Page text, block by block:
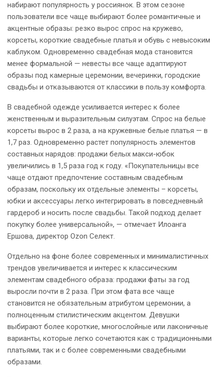
набирают популярность у россиянок. В этом сезоне
пользователи все чаще выбирают более романтичные и
акцентные образы: резко вырос спрос на кружево,
корсеты, короткие свадебные платья и обувь с невысоким
каблуком. Одновременно свадебная мода становится
менее формальной — невесты все чаще адаптируют
образы под камерные церемонии, вечеринки, городские
свадьбы и отказываются от классики в пользу комфорта.
В свадебной одежде усиливается интерес к более
женственным и выразительным силуэтам. Спрос на белые
корсеты вырос в 2 раза, а на кружевные белые платья — в
1,7 раз. Одновременно растет популярность элементов
составных нарядов: продажи белых макси-юбок
увеличились в 1,5 раза год к году. «Покупательницы все
чаще отдают предпочтение составным свадебным
образам, поскольку их отдельные элементы – корсеты,
юбки и аксессуары легко интегрировать в повседневный
гардероб и носить после свадьбы. Такой подход делает
покупку более универсальной», — отмечает Илоанга
Ершова, директор Ozon Селект.
Отдельно на фоне более современных и минималистичных
трендов увеличивается и интерес к классическим
элементам свадебного образа: продажи фаты за год
выросли почти в 2 раза. При этом фата все чаще
становится не обязательным атрибутом церемонии, а
полноценным стилистическим акцентом. Девушки
выбирают более короткие, многослойные или лаконичные
варианты, которые легко сочетаются как с традиционными
платьями, так и с более современными свадебными
образами.